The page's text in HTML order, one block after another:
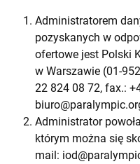
Administratorem
pozyskanych w
ofertowe jest Polski
w Warszawie (01-
22 824 08 72, fax.:
Administrator
którym można się
mail: